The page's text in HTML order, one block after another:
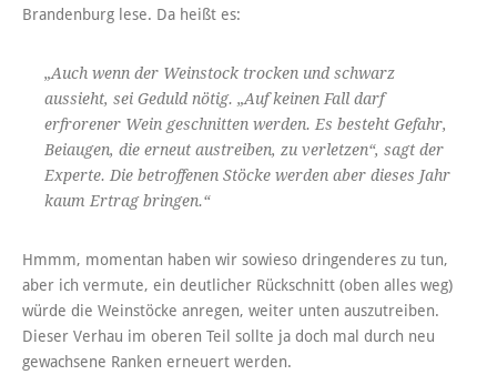
Brandenburg lese. Da heißt es:
„Auch wenn der Weinstock trocken und schwarz
aussieht, sei Geduld nötig. „Auf keinen Fall darf
erfrorener Wein geschnitten werden. Es besteht Gefahr,
Beiaugen, die erneut austreiben, zu verletzen“, sagt der
Experte. Die betroffenen Stöcke werden aber dieses Jahr
kaum Ertrag bringen.“
Hmmm, momentan haben wir sowieso dringenderes zu tun,
aber ich vermute, ein deutlicher Rückschnitt (oben alles weg)
würde die Weinstöcke anregen, weiter unten auszutreiben.
Dieser Verhau im oberen Teil sollte ja doch mal durch neu
gewachsene Ranken erneuert werden.